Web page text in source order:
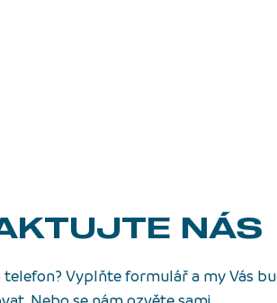
NÁS
Vyplňte formulář a my Vás